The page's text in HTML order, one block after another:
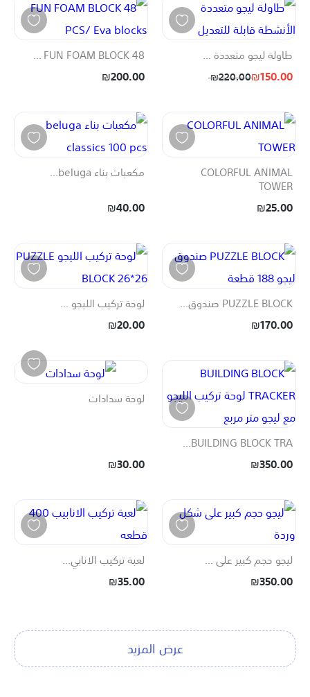
طاولة ليجو متعددة ...
₪150.00
₪220.00
FUN FOAM BLOCK 48 ...
₪200.00
COLORFUL ANIMAL
TOWER
₪25.00
مكعبات بناء beluga...
₪40.00
PUZZLE BLOCK صندوق...
₪170.00
لوحة تركيب الليجو ...
₪20.00
BUILDING BLOCK TRA...
₪350.00
لوحة سدادات
₪30.00
ليجو حجم كبير على ...
₪350.00
لعبة تركيب الانابي...
₪35.00
عرض المزيد